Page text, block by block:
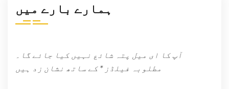
ہمارے بارے میں
آپ کا ای میل پتہ شائع نہیں کیا جائے گا۔
مطلوبہ فیلڈز * کے ساتھ نشان زد ہیں